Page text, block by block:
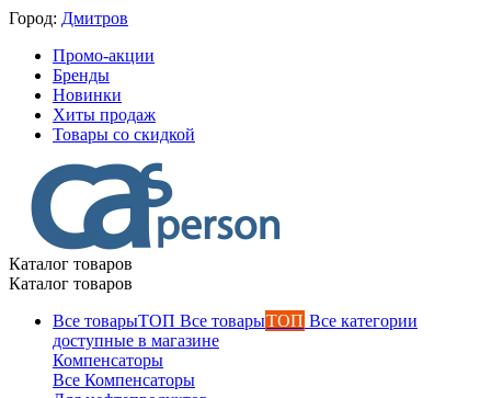
Город: Дмитров
Промо-акции
Бренды
Новинки
Хиты продаж
Товары со скидкой
Каталог товаров
Каталог товаров
Все товарыТОП Все категории
доступные в магазине
Компенсаторы
Все Компенсаторы